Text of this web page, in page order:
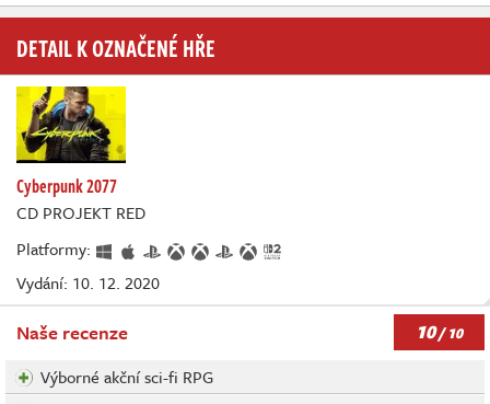
DETAIL K OZNAČENÉ HŘE
Cyberpunk 2077
CD PROJEKT RED
Platformy:
Vydání: 10. 12. 2020
Naše recenze 10/ 10
Výborné akční sci-fi RPG